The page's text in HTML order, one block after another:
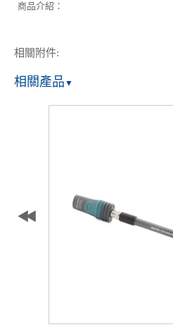
商品介紹：
相關附件:
相關產品 ▼